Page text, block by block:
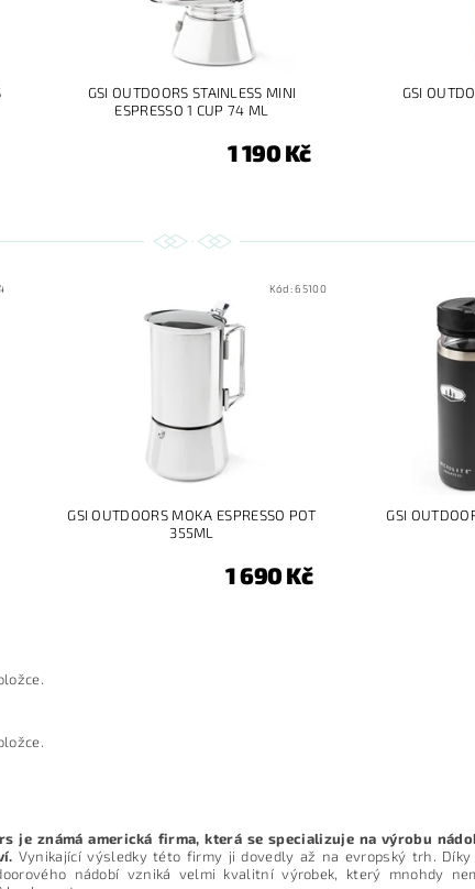
GSI OUTDOORS STAINLESS MINI
ESPRESSO 1 CUP 74 ML
1 190 Kč
GSI
Kód:65100
GSI OUTDOORS MOKA ESPRESSO POT
355ML
1 690 Kč
GSI
je známá americká firma, která se specializuje na výrobu
Vynikající výsledky této firmy ji dovedly až na evropský trh.
nádobí vzniká velmi kvalitní výrobek, který mnohdy